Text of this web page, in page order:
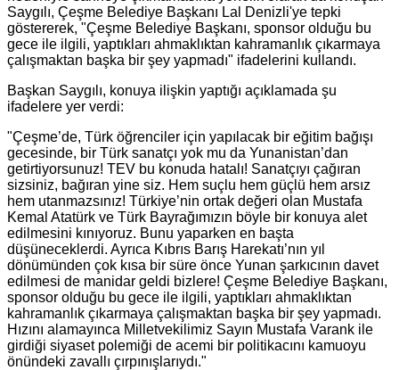
Saygılı, Çeşme Belediye Başkanı Lal Denizli'ye tepki
göstererek, "Çeşme Belediye Başkanı, sponsor olduğu bu
gece ile ilgili, yaptıkları ahmaklıktan kahramanlık çıkarmaya
çalışmaktan başka bir şey yapmadı" ifadelerini kullandı.
Başkan Saygılı, konuya ilişkin yaptığı açıklamada şu
ifadelere yer verdi:
"Çeşme’de, Türk öğrenciler için yapılacak bir eğitim bağışı
gecesinde, bir Türk sanatçı yok mu da Yunanistan’dan
getirtiyorsunuz! TEV bu konuda hatalı! Sanatçıyı çağıran
sizsiniz, bağıran yine siz. Hem suçlu hem güçlü hem arsız
hem utanmazsınız! Türkiye’nin ortak değeri olan Mustafa
Kemal Atatürk ve Türk Bayrağımızın böyle bir konuya alet
edilmesini kınıyoruz. Bunu yaparken en başta
düşüneceklerdi. Ayrıca Kıbrıs Barış Harekatı’nın yıl
dönümünden çok kısa bir süre önce Yunan şarkıcının davet
edilmesi de manidar geldi bizlere! Çeşme Belediye Başkanı,
sponsor olduğu bu gece ile ilgili, yaptıkları ahmaklıktan
kahramanlık çıkarmaya çalışmaktan başka bir şey yapmadı.
Hızını alamayınca Milletvekilimiz Sayın Mustafa Varank ile
girdiği siyaset polemiği de acemi bir politikacını kamuoyu
önündeki zavallı çırpınışlarıydı."